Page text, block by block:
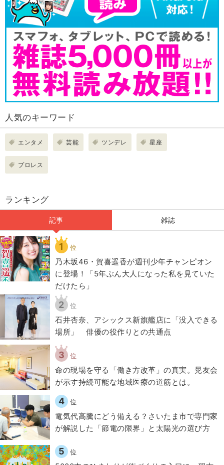
人気のキーワード
エンタメ 芸能 ツンデレ 星座
プロレス
ランキング
記事 雑誌
1 位
乃木坂46・賀喜遥香が週刊少年チャンピオン
に登場！「5年ぶん大人になった私を見ていた
だけたら」
2 位
石井杏奈、アシックス新旗艦店に「没入できる
場所」 俳優の役作りとの共通点
3 位
​命の現場を守る「働き方改革」の真実。晃友会
が示す持続可能な地域医療の道筋とは。
4 位
電気代高騰にどう備える？さいたま市で専門家
が解説した「節電の限界」と太陽光の選び方
5 位